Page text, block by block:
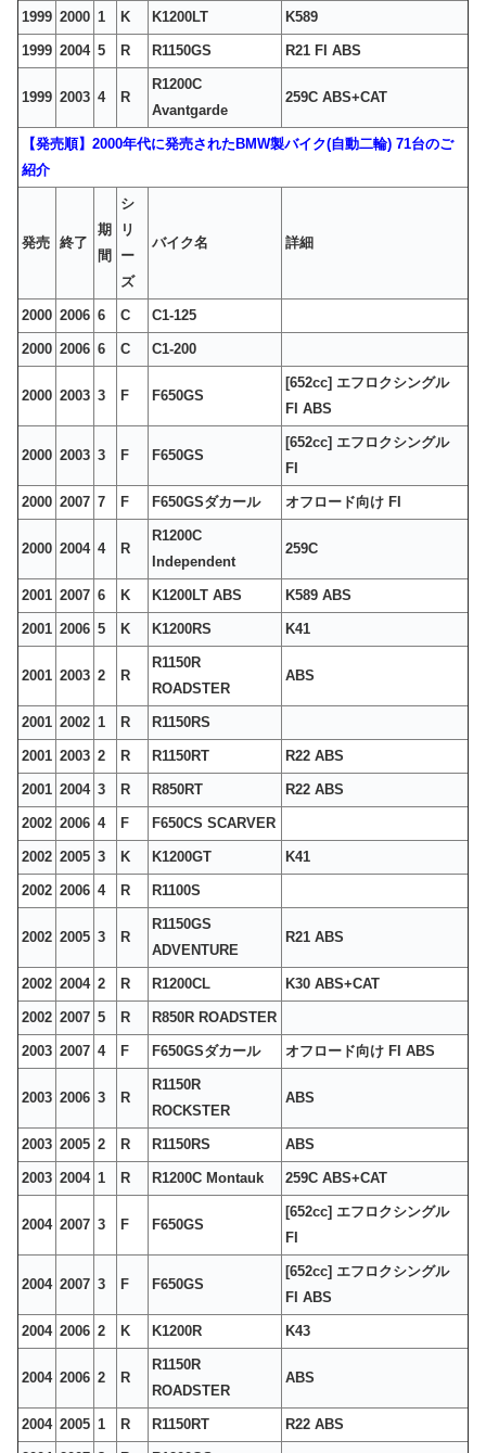
1999 2000 1 K K1200LT K589
1999 2004 5 R R1150GS R21 FI ABS
1999 2003 4 R
R1200C
Avantgarde
259C ABS+CAT
【発売順】2000年代に発売されたBMW製バイク(自動二輪) 71台のご
紹介
発売 終了
期
間
シ
リ
ー
ズ
バイク名 詳細
2000 2006 6 C C1-125
2000 2006 6 C C1-200
2000 2003 3 F F650GS
[652cc] エフロクシングル
FI ABS
2000 2003 3 F F650GS
[652cc] エフロクシングル
FI
2000 2007 7 F F650GSダカール オフロード向け FI
2000 2004 4 R
R1200C
Independent
259C
2001 2007 6 K K1200LT ABS K589 ABS
2001 2006 5 K K1200RS K41
2001 2003 2 R
R1150R
ROADSTER
ABS
2001 2002 1 R R1150RS
2001 2003 2 R R1150RT R22 ABS
2001 2004 3 R R850RT R22 ABS
2002 2006 4 F F650CS SCARVER
2002 2005 3 K K1200GT K41
2002 2006 4 R R1100S
2002 2005 3 R
R1150GS
ADVENTURE
R21 ABS
2002 2004 2 R R1200CL K30 ABS+CAT
2002 2007 5 R R850R ROADSTER
2003 2007 4 F F650GSダカール オフロード向け FI ABS
2003 2006 3 R
R1150R
ROCKSTER
ABS
2003 2005 2 R R1150RS ABS
2003 2004 1 R R1200C Montauk 259C ABS+CAT
2004 2007 3 F F650GS
[652cc] エフロクシングル
FI
2004 2007 3 F F650GS
[652cc] エフロクシングル
FI ABS
2004 2006 2 K K1200R K43
2004 2006 2 R
R1150R
ROADSTER
ABS
2004 2005 1 R R1150RT R22 ABS